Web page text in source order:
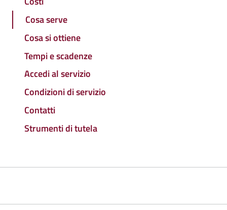
Cosa serve
Cosa si ottiene
Tempi e scadenze
Accedi al servizio
Condizioni di servizio
Contatti
Strumenti di tutela